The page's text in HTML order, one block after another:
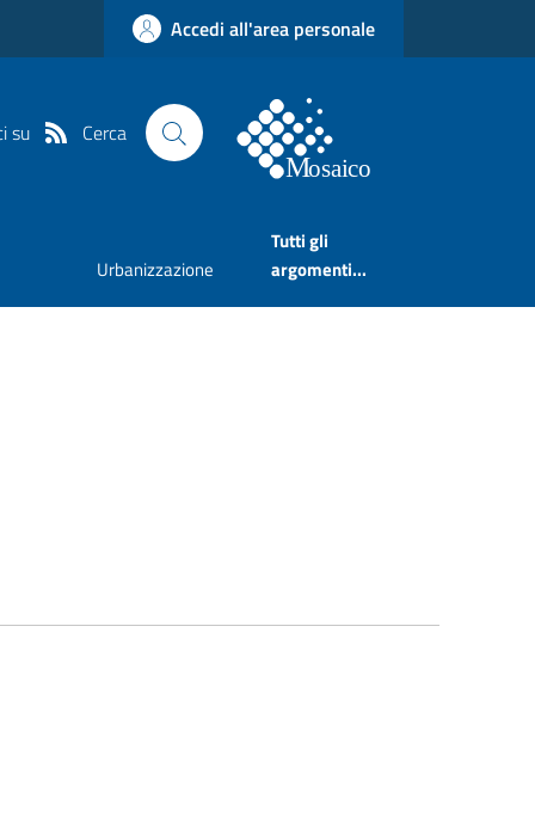
Accedi all'area personale
su Cerca
Urbanizzazione
Tutti gli
argomenti...